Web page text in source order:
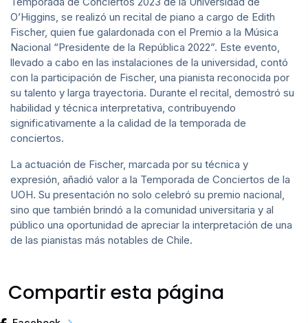
O’Higgins, se realizó un recital de piano a cargo de Edith
Fischer, quien fue galardonada con el Premio a la Música
Nacional “Presidente de la República 2022”. Este evento,
llevado a cabo en las instalaciones de la universidad, contó
con la participación de Fischer, una pianista reconocida por
su talento y larga trayectoria. Durante el recital, demostró su
habilidad y técnica interpretativa, contribuyendo
significativamente a la calidad de la temporada de
conciertos.
La actuación de Fischer, marcada por su técnica y
expresión, añadió valor a la Temporada de Conciertos de la
UOH. Su presentación no solo celebró su premio nacional,
sino que también brindó a la comunidad universitaria y al
público una oportunidad de apreciar la interpretación de una
de las pianistas más notables de Chile.
Compartir esta página